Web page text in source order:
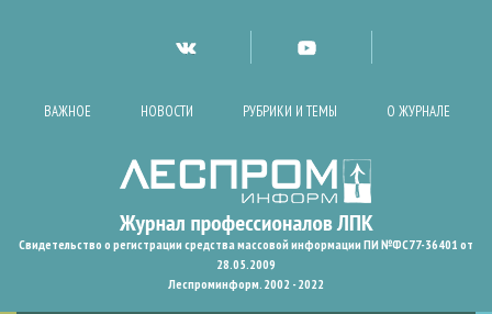
ВАЖНОЕ НОВОСТИ РУБРИКИ И ТЕМЫ О ЖУРНАЛЕ
Свидетельство о регистрации средства массовой информации ПИ №ФС77-36401 от
28.05.2009
Леспроминформ. 2002 - 2022